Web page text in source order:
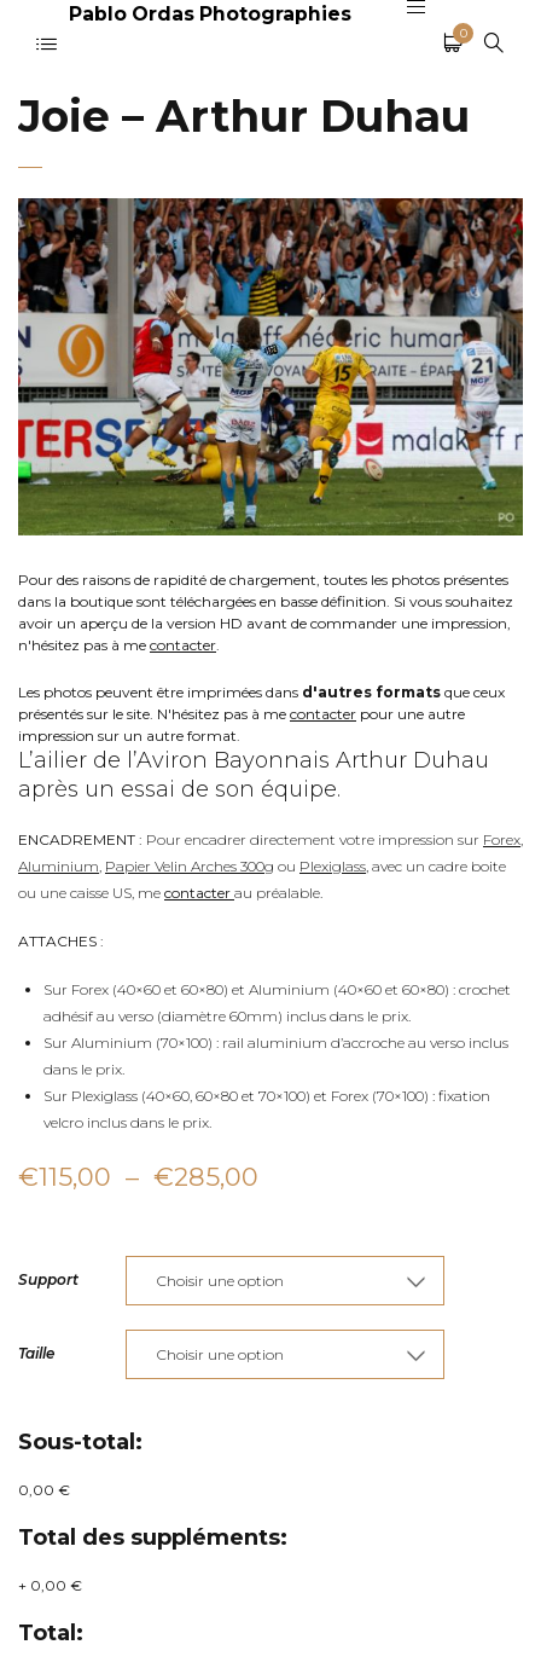
Pablo Ordas Photographies
0
Joie – Arthur Duhau
Pour des raisons de rapidité de chargement, toutes les photos présentes
dans la boutique sont téléchargées en basse définition. Si vous souhaitez
avoir un aperçu de la version HD avant de commander une impression,
n'hésitez pas à me contacter
Les photos peuvent être imprimées dans d'autres formats que ceux
présentés sur le site. N'hésitez pas à me contacter pour une autre
impression sur un autre format.
L’ailier de l’Aviron Bayonnais Arthur Duhau
après un essai de son équipe.
ENCADREMENT : Pour encadrer directement votre impression sur Forex
Aluminium Papier Velin Arches 300g ou Plexiglass , avec un cadre boite
ou une caisse US, me contacter au préalable.
ATTACHES :
Sur Forex (40×60 et 60×80) et Aluminium (40×60 et 60×80) : crochet
adhésif au verso (diamètre 60mm) inclus dans le prix.
Sur Aluminium (70×100) : rail aluminium d’accroche au verso inclus
dans le prix.
Sur Plexiglass (40×60, 60×80 et 70×100) et Forex (70×100) : fixation
velcro inclus dans le prix.
€115,00 – €285,00
prix :
€115,00
à
€285,00
Support
Taille
Sous-total:
0,00 €
Total des suppléments:
+ 0,00 €
Total: